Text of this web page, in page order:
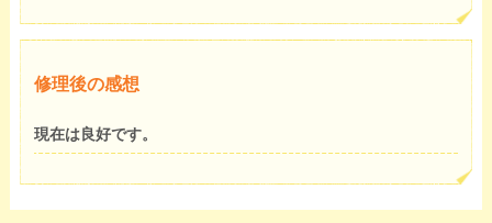
修理後の感想
現在は良好です。